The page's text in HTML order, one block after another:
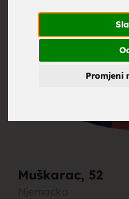
Promjeni
Muškarac, 52